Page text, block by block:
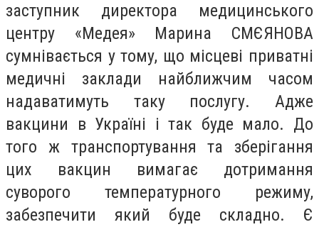
заступник директора медицинського
центру «Медея» Марина СМЄЯНОВА
сумнівається у тому, що місцеві приватні
медичні заклади найближчим часом
надаватимуть таку послугу. Адже
вакцини в Україні і так буде мало. До
того ж транспортування та зберігання
цих вакцин вимагає дотримання
суворого температурного режиму,
забезпечити який буде складно. Є